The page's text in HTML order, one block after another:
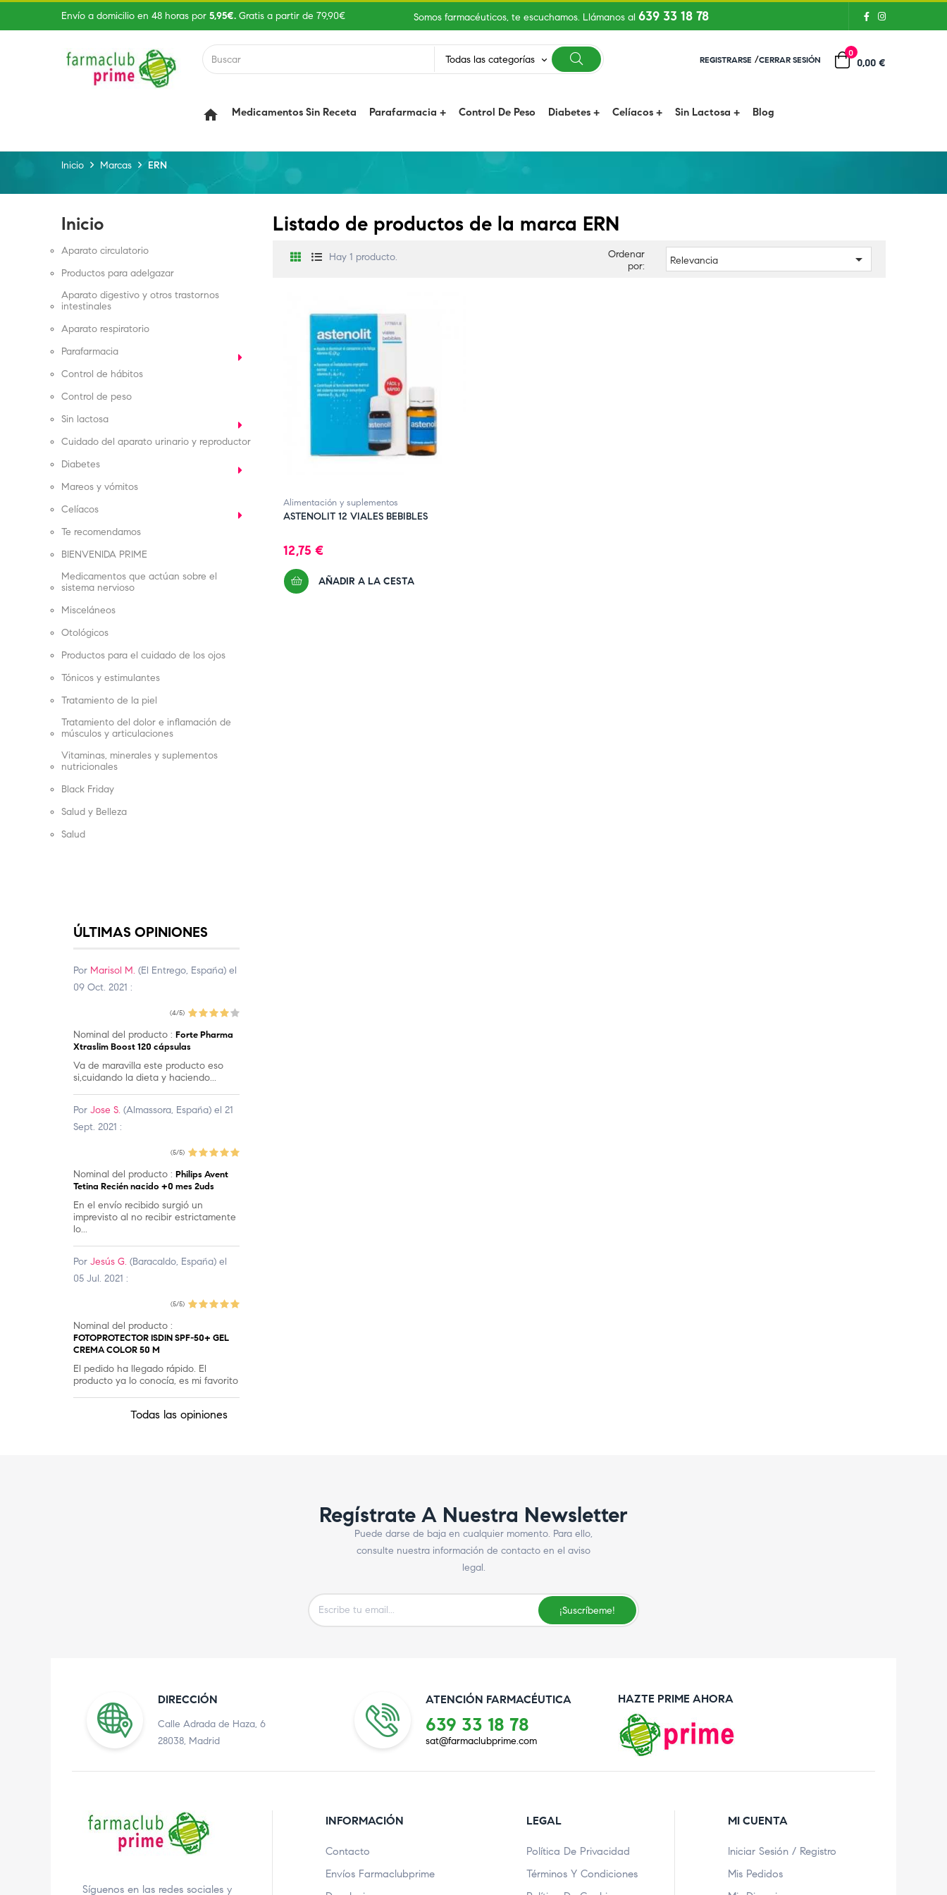
Envío a domicilio en 48 horas por 5,95€. Gratis a partir de 79,90€ Somos farmacéuticos, te escuchamos. Llámanos al 639 33 18 78
Todas las categorías keyboard_arrow_down REGISTRARSE /CERRAR SESIÓN
0
0,00 €
home Medicamentos Sin Receta Parafarmacia Control De Peso Diabetes Celíacos Sin Lactosa Blog
Inicio Marcas ERN
Inicio
Aparato circulatorio
Productos para adelgazar
Aparato digestivo y otros trastornos
intestinales
Aparato respiratorio
Parafarmacia
Control de hábitos
Control de peso
Sin lactosa
Cuidado del aparato urinario y reproductor
Diabetes
Mareos y vómitos
Celíacos
Te recomendamos
BIENVENIDA PRIME
Medicamentos que actúan sobre el
sistema nervioso
Misceláneos
Otológicos
Productos para el cuidado de los ojos
Tónicos y estimulantes
Tratamiento de la piel
Tratamiento del dolor e inflamación de
músculos y articulaciones
Vitaminas, minerales y suplementos
nutricionales
Black Friday
Salud y Belleza
Salud
ÚLTIMAS OPINIONES
Por Marisol M. (El Entrego, España) el
09 Oct. 2021 :
(4/5)
Nominal del producto : Forte Pharma
Xtraslim Boost 120 cápsulas
Va de maravilla este producto eso
si,cuidando la dieta y haciendo...
Por Jose S. (Almassora, España) el 21
Sept. 2021 :
(5/5)
Nominal del producto : Philips Avent
Tetina Recién nacido +0 mes 2uds
En el envío recibido surgió un
imprevisto al no recibir estrictamente
lo...
Por Jesús G. (Baracaldo, España) el
05 Jul. 2021 :
(5/5)
Nominal del producto :
FOTOPROTECTOR ISDIN SPF-50+ GEL
CREMA COLOR 50 M
El pedido ha llegado rápido. El
producto ya lo conocía, es mi favorito
Todas las opiniones
Listado de productos de la marca ERN
Hay 1 producto.
Ordenar
por:
Relevancia 
Alimentación y suplementos
ASTENOLIT 12 VIALES BEBIBLES
Precio
12,75 €
AÑADIR A LA CESTA
Regístrate A Nuestra Newsletter
Puede darse de baja en cualquier momento. Para ello,
consulte nuestra información de contacto en el aviso
legal.
¡Suscríbeme!
DIRECCIÓN
Calle Adrada de Haza, 6
28038, Madrid
ATENCIÓN FARMACÉUTICA
639 33 18 78
sat@farmaclubprime.com
HAZTE PRIME AHORA
Síguenos en las redes sociales y
INFORMACIÓN
Contacto
Envíos Farmaclubprime
LEGAL
Política De Privacidad
Términos Y Condiciones
MI CUENTA
Iniciar Sesión / Registro
Mis Pedidos